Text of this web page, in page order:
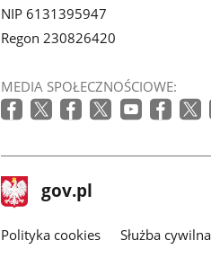
NIP 6131395947
Regon 230826420
MEDIA SPOŁECZNOŚCIOWE:
stopka
gov.pl Strona
gov.pl
gov.pl
Polityka cookies Służba cywilna